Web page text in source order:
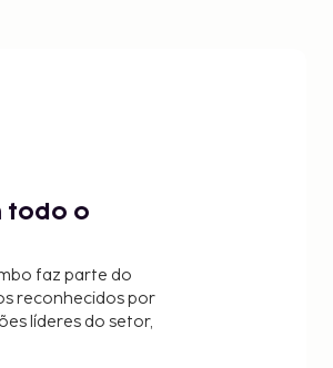
todo o
faz parte do
reconhecidos por
líderes do setor,